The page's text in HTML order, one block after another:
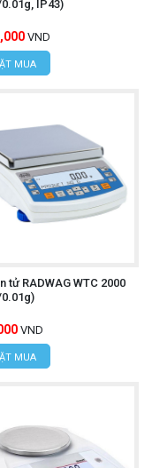
IP43)
VND
MUA
tử RADWAG WTC 2000
VND
MUA